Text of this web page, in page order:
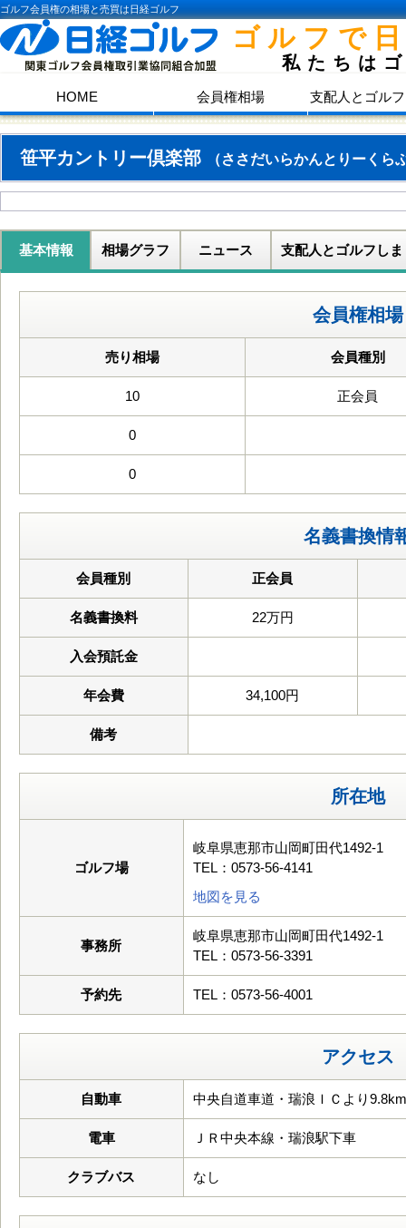
ゴルフ会員権の相場と売買は日経ゴルフ
ゴルフで
私たちは
HOME 会員権相場 支配人とゴル
笹平カントリー倶楽部 （ささだいらかんとりーくら
基本情報 相場グラフ ニュース 支配人とゴルフしま
会員権相場
売り相場 会員種別
10 正会員
0
0
名義書換情
会員種別 正会員
名義書換料 22万円
入会預託金
年会費 34,100円
備考
所在地
ゴルフ場
岐阜県恵那市山岡町田代1492-1
TEL：0573-56-4141
地図を見る
事務所
岐阜県恵那市山岡町田代1492-1
TEL：0573-56-3391
予約先 TEL：0573-56-4001
アクセス
自動車 中央自道車道・瑞浪ＩＣより9.8km
電車 ＪＲ中央本線・瑞浪駅下車
クラブバス なし